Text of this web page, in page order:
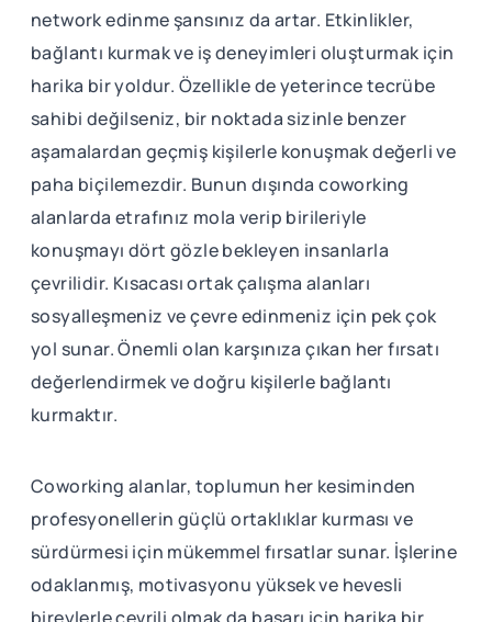
network edinme şansınız da artar. Etkinlikler,
bağlantı kurmak ve iş deneyimleri oluşturmak için
harika bir yoldur. Özellikle de yeterince tecrübe
sahibi değilseniz, bir noktada sizinle benzer
aşamalardan geçmiş kişilerle konuşmak değerli ve
paha biçilemezdir. Bunun dışında coworking
alanlarda etrafınız mola verip birileriyle
konuşmayı dört gözle bekleyen insanlarla
çevrilidir. Kısacası ortak çalışma alanları
sosyalleşmeniz ve çevre edinmeniz için pek çok
yol sunar. Önemli olan karşınıza çıkan her fırsatı
değerlendirmek ve doğru kişilerle bağlantı
kurmaktır.
Coworking alanlar, toplumun her kesiminden
profesyonellerin güçlü ortaklıklar kurması ve
sürdürmesi için mükemmel fırsatlar sunar. İşlerine
odaklanmış, motivasyonu yüksek ve hevesli